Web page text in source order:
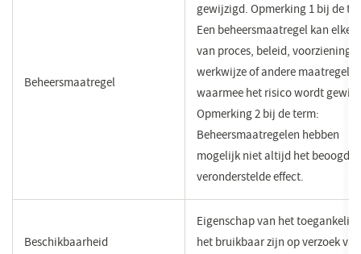
​Beheersmaatregel
gewijzigd. Opmerking 1 bij de
Een beheersmaatregel kan elke
van proces, beleid, voorziening,
werkwijze of andere maatregel
waarmee het risico wordt
Opmerking 2 bij de term:
Beheersmaatregelen hebben
mogelijk niet altijd het beoogde
veronderstelde effect.
​Beschikbaarheid
​Eigenschap van het toegankelijk
het bruikbaar zijn op verzoek